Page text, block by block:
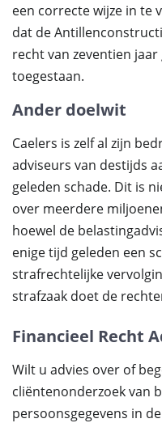
een correcte wijze in te
dat de
recht van zeventien
toegestaan.
Ander doelwit
Caelers is zelf al zijn
adviseurs van destijds
geleden schade. Dit is
over meerdere
hoewel de
enige tijd geleden een
strafrechtelijke
strafzaak doet de
Financieel Recht
Wilt u advies over of
cliëntenonderzoek van
persoonsgegevens in